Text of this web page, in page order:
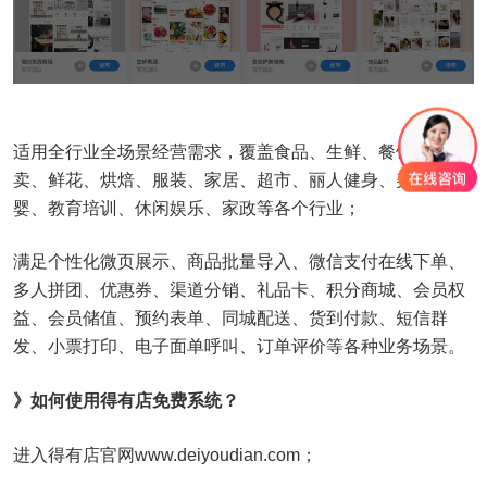
适用全行业全场景经营需求，覆盖食品、生鲜、餐饮、外
卖、鲜花、烘焙、服装、家居、超市、丽人健身、美业、母
婴、教育培训、休闲娱乐、家政等各个行业；
满足个性化微页展示、商品批量导入、微信支付在线下单、
多人拼团、优惠券、渠道分销、礼品卡、积分商城、会员权
益、会员储值、预约表单、同城配送、货到付款、短信群
发、小票打印、电子面单呼叫、订单评价等各种业务场景。
》如何使用得有店免费系统？
进入得有店官网www.deiyoudian.com；